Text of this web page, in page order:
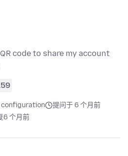
code to share my account
configuration
提问于 6 个月前
6 个月前